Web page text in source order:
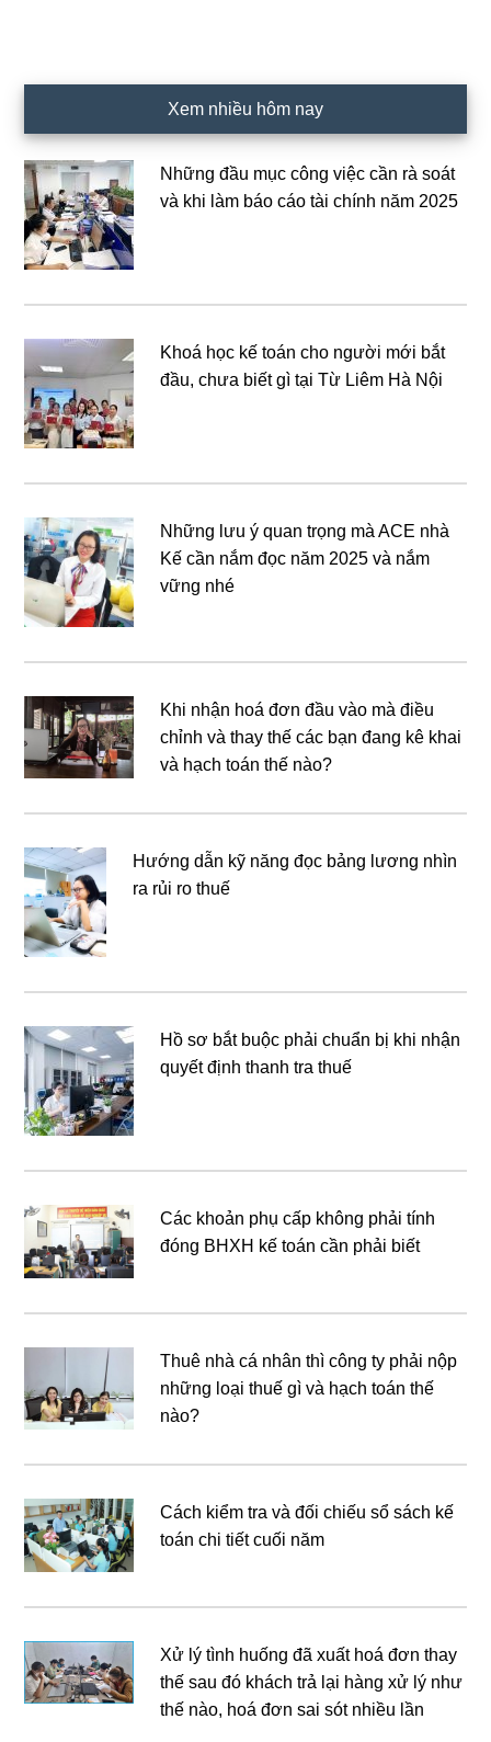
Xem nhiều hôm nay
Những đầu mục công việc cần rà soát
và khi làm báo cáo tài chính năm 2025
Khoá học kế toán cho người mới bắt
đầu, chưa biết gì tại Từ Liêm Hà Nội
Những lưu ý quan trọng mà ACE nhà
Kế cần nắm đọc năm 2025 và nắm
vững nhé
Khi nhận hoá đơn đầu vào mà điều
chỉnh và thay thế các bạn đang kê khai
và hạch toán thế nào?
Hướng dẫn kỹ năng đọc bảng lương nhìn
ra rủi ro thuế
Hồ sơ bắt buộc phải chuẩn bị khi nhận
quyết định thanh tra thuế
Các khoản phụ cấp không phải tính
đóng BHXH kế toán cần phải biết
Thuê nhà cá nhân thì công ty phải nộp
những loại thuế gì và hạch toán thế
nào?
Cách kiểm tra và đối chiếu sổ sách kế
toán chi tiết cuối năm
Xử lý tình huống đã xuất hoá đơn thay
thế sau đó khách trả lại hàng xử lý như
thế nào, hoá đơn sai sót nhiều lần